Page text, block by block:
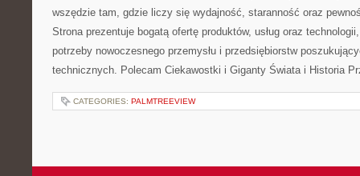
wszędzie tam, gdzie liczy się wydajność, staranność oraz
Strona prezentuje bogatą ofertę produktów, usług oraz
potrzeby nowoczesnego przemysłu i przedsiębiorstw
technicznych. Polecam Ciekawostki i Giganty Świata i Historia
CATEGORIES: PALMTREEVIEW